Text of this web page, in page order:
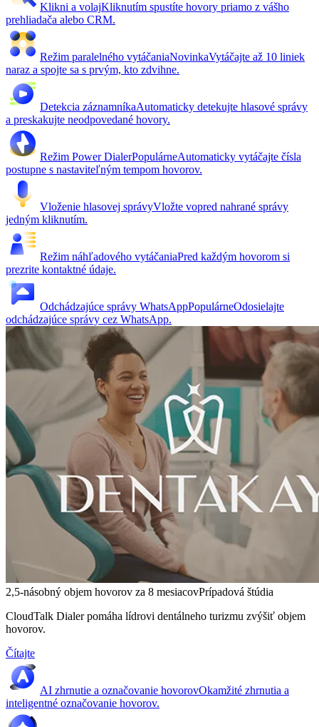
Klikni a volajKliknutím spustíte hovory priamo z vášho
prehliadača alebo CRM.
Režim paralelného vytáčaniaNovinkaVytáčajte až 10 liniek
naraz a spojte sa s prvým, kto zdvihne.
Detekcia záznamníkaAutomaticky detekujte hlasové správy
a preskakujte neodpovedané hovory.
Režim Power DialerPopulárneAutomaticky vytáčajte čísla
postupne s nastaviteľným tempom hovorov.
Vloženie hlasovej správyVložte vopred nahrané správy
jedným kliknutím.
Režim náhľadového vytáčaniaPred každým hovorom si
prezrite kontaktné údaje.
Odchádzajúce správy WhatsAppPopulárneOdosielajte
odchádzajúce správy cez WhatsApp.
2,5-násobný objem hovorov za 8 mesiacovPrípadová štúdia
CloudTalk Dialer pomáha lídrovi dentálneho turizmu zvýšiť objem
hovorov.
Čítajte
AI zhrnutie a označovanie hovorovOkamžité zhrnutia a
inteligentné označovanie hovorov.